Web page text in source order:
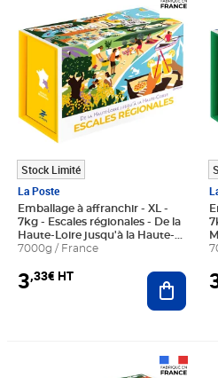
Stock Limité
La Poste
Emballage à affranchir - XL -
7kg - Escales régionales - De la
Haute-Loire jusqu'à la Haute-
Corse
7000g / France
3,33€ HT Ajouter